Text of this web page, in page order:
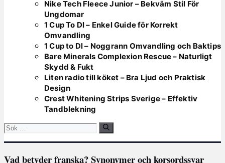
Nike Tech Fleece Junior – Bekväm Stil För
Ungdomar
1 Cup To Dl – Enkel Guide för Korrekt
Omvandling
1 Cup to Dl – Noggrann Omvandling och Baktips
Bare Minerals Complexion Rescue – Naturligt
Skydd & Fukt
Liten radio till köket – Bra Ljud och Praktisk
Design
Crest Whitening Strips Sverige – Effektiv
Tandblekning
Sök
Vad betyder franska? Synonymer och korsordssvar